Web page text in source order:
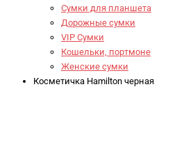
Сумки для планшета
Дорожные сумки
VIP Сумки
Кошельки, портмоне
Женские сумки
Косметичка Hamilton черная